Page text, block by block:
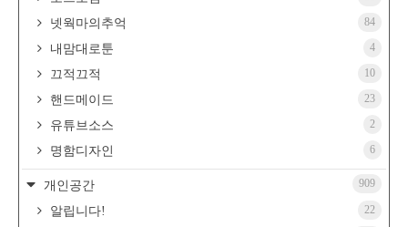
넷웍마의추억 84
내맘대로툰 4
끄적끄적 10
핸드메이드 23
유튜브소스 2
명함디자인 6
개인공간 909
알립니다! 22